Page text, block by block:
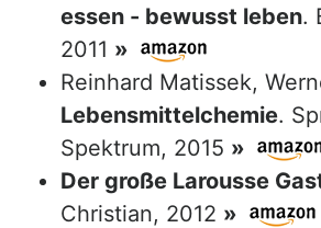
essen - bewusst leben.
2011 »
Reinhard Matissek,
Lebensmittelchemie.
Spektrum, 2015 »
Der große Larousse
Christian, 2012 »